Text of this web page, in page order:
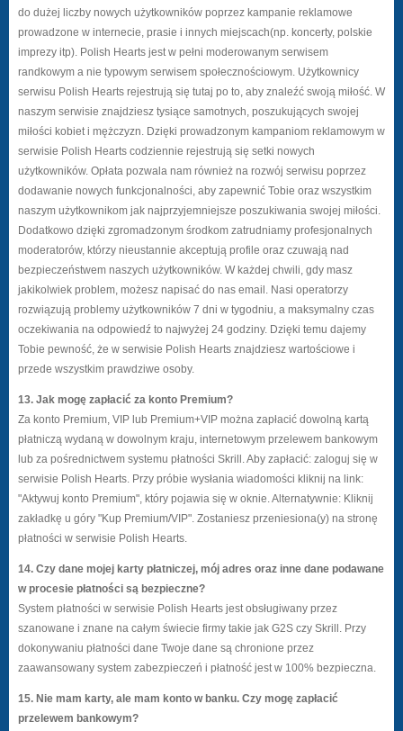
do dużej liczby nowych użytkowników poprzez kampanie reklamowe
prowadzone w internecie, prasie i innych miejscach(np. koncerty, polskie
imprezy itp). Polish Hearts jest w pełni moderowanym serwisem
randkowym a nie typowym serwisem społecznościowym. Użytkownicy
serwisu Polish Hearts rejestrują się tutaj po to, aby znaleźć swoją miłość. W
naszym serwisie znajdziesz tysiące samotnych, poszukujących swojej
miłości kobiet i mężczyzn. Dzięki prowadzonym kampaniom reklamowym w
serwisie Polish Hearts codziennie rejestrują się setki nowych
użytkowników. Opłata pozwala nam również na rozwój serwisu poprzez
dodawanie nowych funkcjonalności, aby zapewnić Tobie oraz wszystkim
naszym użytkownikom jak najprzyjemniejsze poszukiwania swojej miłości.
Dodatkowo dzięki zgromadzonym środkom zatrudniamy profesjonalnych
moderatorów, którzy nieustannie akceptują profile oraz czuwają nad
bezpieczeństwem naszych użytkowników. W każdej chwili, gdy masz
jakikolwiek problem, możesz napisać do nas email. Nasi operatorzy
rozwiązują problemy użytkowników 7 dni w tygodniu, a maksymalny czas
oczekiwania na odpowiedź to najwyżej 24 godziny. Dzięki temu dajemy
Tobie pewność, że w serwisie Polish Hearts znajdziesz wartościowe i
przede wszystkim prawdziwe osoby.
13. Jak mogę zapłacić za konto Premium?
Za konto Premium, VIP lub Premium+VIP można zapłacić dowolną kartą
płatniczą wydaną w dowolnym kraju, internetowym przelewem bankowym
lub za pośrednictwem systemu płatności Skrill. Aby zapłacić: zaloguj się w
serwisie Polish Hearts. Przy próbie wysłania wiadomości kliknij na link:
"Aktywuj konto Premium", który pojawia się w oknie. Alternatywnie: Kliknij
zakładkę u góry "Kup Premium/VIP". Zostaniesz przeniesiona(y) na stronę
płatności w serwisie Polish Hearts.
14. Czy dane mojej karty płatniczej, mój adres oraz inne dane podawane
w procesie płatności są bezpieczne?
System płatności w serwisie Polish Hearts jest obsługiwany przez
szanowane i znane na całym świecie firmy takie jak G2S czy Skrill. Przy
dokonywaniu płatności dane Twoje dane są chronione przez
zaawansowany system zabezpieczeń i płatność jest w 100% bezpieczna.
15. Nie mam karty, ale mam konto w banku. Czy mogę zapłacić
przelewem bankowym?